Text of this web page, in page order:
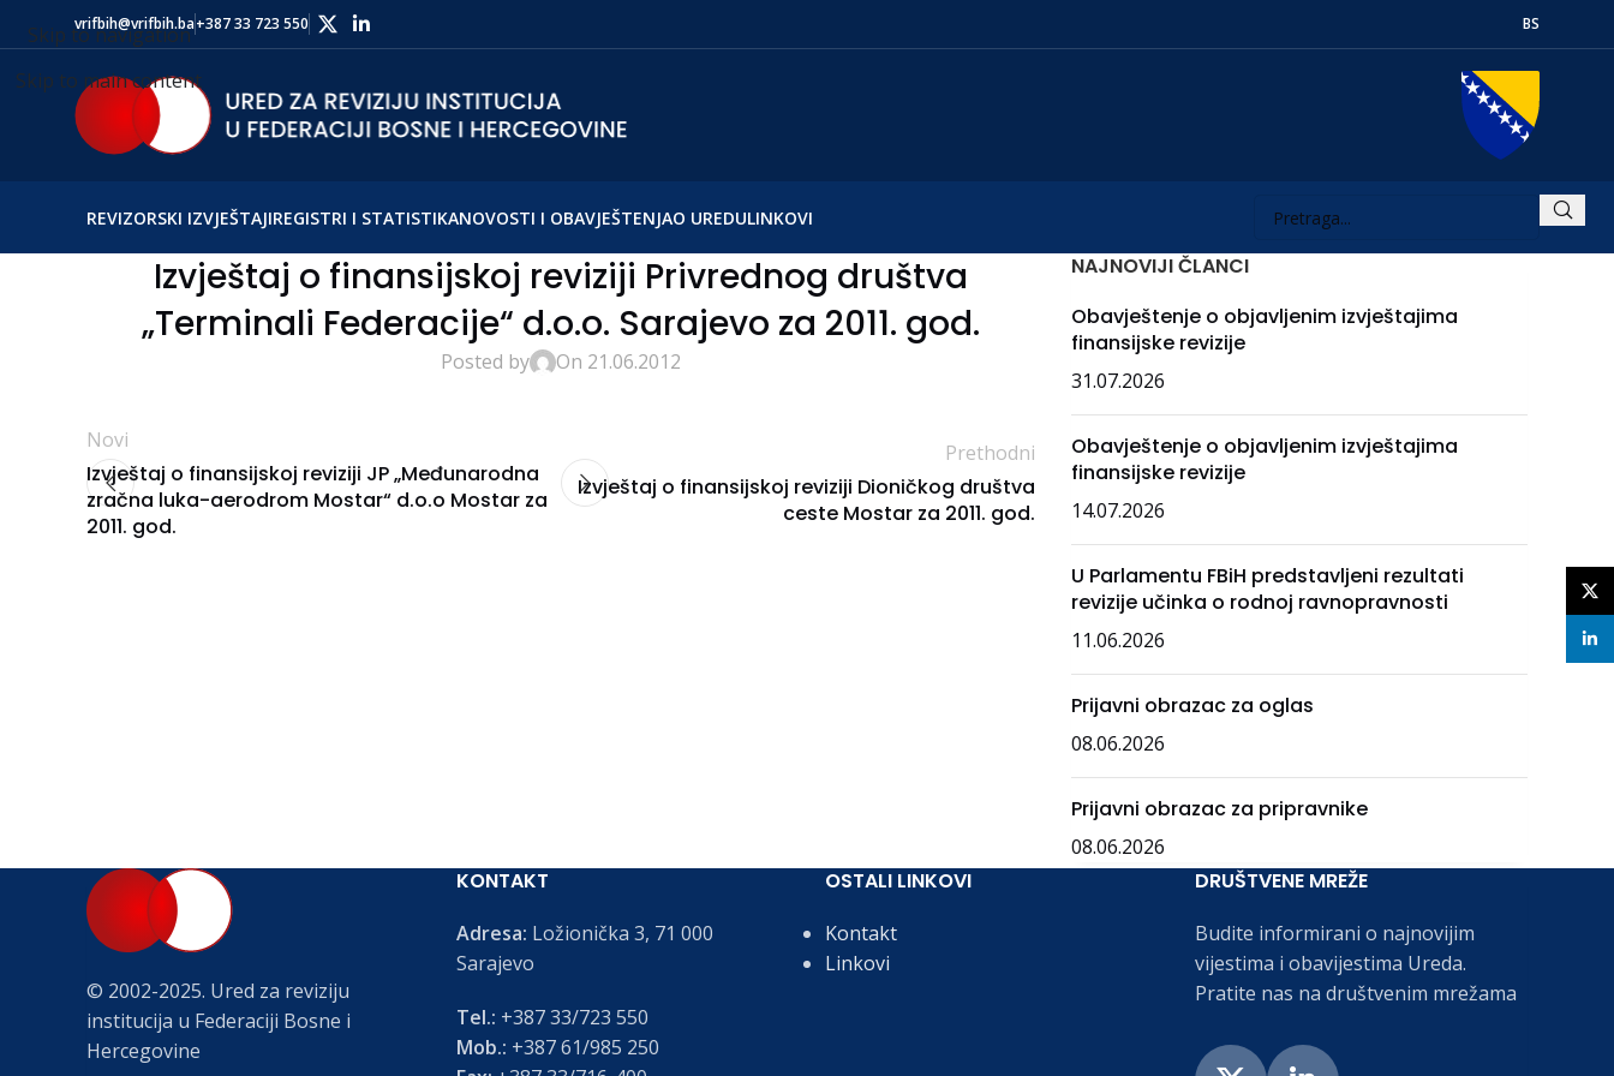
Skip to navigation
Skip to main content
vrifbih@vrifbih.ba+387 33 723 550 BS
REVIZORSKI IZVJEŠTAJIREGISTRI I STATISTIKANOVOSTI I OBAVJEŠTENJAO UREDULINKOVI
Izvještaj o finansijskoj reviziji Privrednog društva
„Terminali Federacije“ d.o.o. Sarajevo za 2011. god.
Posted by On 21.06.2012
Novi
Izvještaj o finansijskoj reviziji JP „Međunarodna
zračna luka-aerodrom Mostar“ d.o.o Mostar za
2011. god.
Prethodni
Izvještaj o finansijskoj reviziji Dioničkog društva
ceste Mostar za 2011. god.
NAJNOVIJI ČLANCI
Obavještenje o objavljenim izvještajima
finansijske revizije
31.07.2026
Obavještenje o objavljenim izvještajima
finansijske revizije
14.07.2026
U Parlamentu FBiH predstavljeni rezultati
revizije učinka o rodnoj ravnopravnosti
11.06.2026
Prijavni obrazac za oglas
08.06.2026
Prijavni obrazac za pripravnike
08.06.2026
© 2002-2025. Ured za reviziju
institucija u Federaciji Bosne i
Hercegovine
KONTAKT
Adresa: Ložionička 3, 71 000
Sarajevo
Tel.: +387 33/723 550
Mob.: +387 61/985 250
OSTALI LINKOVI
Kontakt
Linkovi
DRUŠTVENE MREŽE
Budite informirani o najnovijim
vijestima i obavijestima Ureda.
Pratite nas na društvenim mrežama